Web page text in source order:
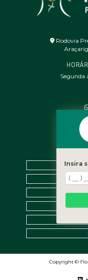
Rodovia
Segunda
Copyright ©
Insira